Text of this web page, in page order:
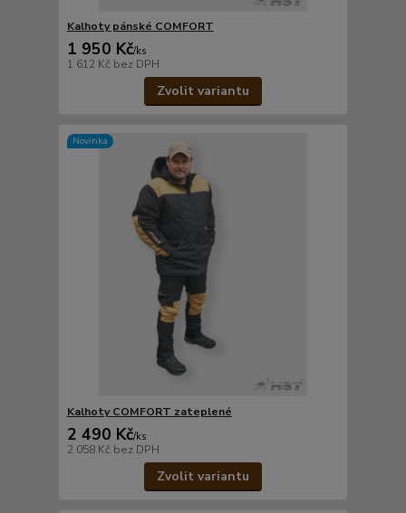
Kalhoty pánské COMFORT
1 950 Kč/ks
1 612 Kč bez DPH
Zvolit variantu
Novinka
Kalhoty COMFORT zateplené
2 490 Kč/ks
2 058 Kč bez DPH
Zvolit variantu